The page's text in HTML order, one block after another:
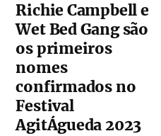
Richie Campbell e
Wet Bed Gang são
os primeiros
nomes
confirmados no
Festival
AgitÁgueda 2023